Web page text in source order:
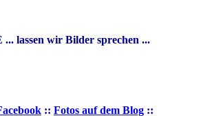
lassen wir Bilder sprechen ...
:: Fotos auf dem Blog ::